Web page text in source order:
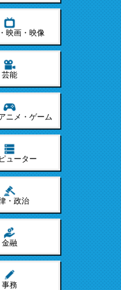
映画・映像
芸能
ニメ・ゲーム
ューター
・政治
金融
事務